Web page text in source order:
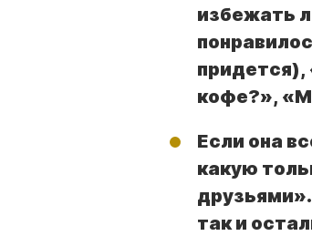
избежать
кофе?»,
Если она
какую
так и